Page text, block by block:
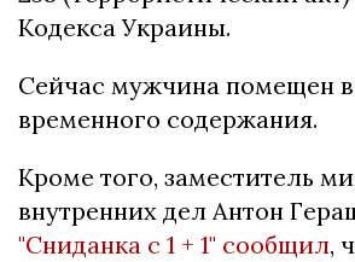
Кодекса Украины.
Сейчас мужчина помещен в
временного содержания.
Кроме того, заместитель
внутренних дел Антон
"Сниданка с 1 + 1" сообщил,